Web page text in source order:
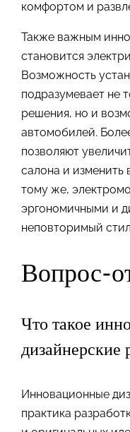
комфортом и
Также важным
становится
Возможность
подразумевает не
решения, но и
автомобилей.
позволяют
салона и
тому же,
эргономичными и
неповторимый
Вопрос-
Что такое
дизайнерские
Инновационные
практика